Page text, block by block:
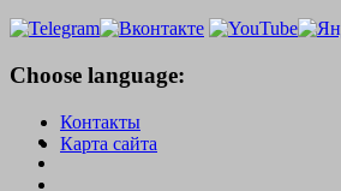
Choose language:
Контакты
Карта сайта